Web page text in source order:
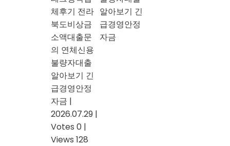
체후기 전라
북도비상금
소액대출문
의 연체신용
불량자대출
알아보기 긴
급경영안정
자금 |
2026.07.29 |
Votes 0 |
Views 128
알아보기 긴
급경영안정
자금